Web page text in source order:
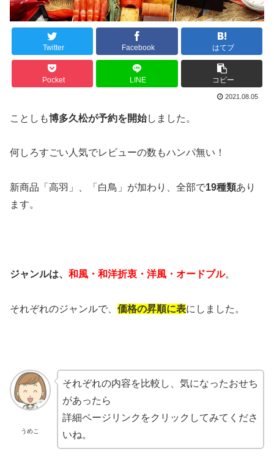
Twitter Facebook はてブ
Pocket LINE コピー
2021.08.05
ことしも博多久松が予約を開始しました。
何しろすごい人気でレビューの数もハンパ無い！
新商品「高羽」、「白鳥」が加わり、全部で19種類あり
ます。
ジャンルは、 和風・和洋折衷・洋風・オードブル。
それぞれのジャンルで、 価格の昇順に表にしました。
うめこ
それぞれの内容を比較し、気になったおせち
があったら
詳細ページリンクをクリックしてみてくださ
いね。